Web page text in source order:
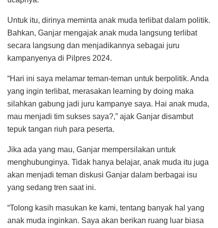
Untuk itu, dirinya meminta anak muda terlibat dalam politik.
Bahkan, Ganjar mengajak anak muda langsung terlibat
secara langsung dan menjadikannya sebagai juru
kampanyenya di Pilpres 2024.
“Hari ini saya melamar teman-teman untuk berpolitik. Anda
yang ingin terlibat, merasakan learning by doing maka
silahkan gabung jadi juru kampanye saya. Hai anak muda,
mau menjadi tim sukses saya?,” ajak Ganjar disambut
tepuk tangan riuh para peserta.
Jika ada yang mau, Ganjar mempersilakan untuk
menghubunginya. Tidak hanya belajar, anak muda itu juga
akan menjadi teman diskusi Ganjar dalam berbagai isu
yang sedang tren saat ini.
“Tolong kasih masukan ke kami, tentang banyak hal yang
anak muda inginkan. Saya akan berikan ruang luar biasa